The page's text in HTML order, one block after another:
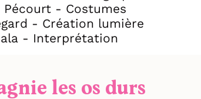
Pécourt - Costumes
- Création lumière
- Interprétation
les os durs